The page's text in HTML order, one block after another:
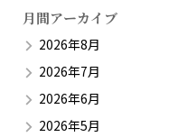
月間アーカイブ
2026年8月
2026年7月
2026年6月
2026年5月